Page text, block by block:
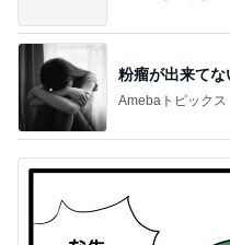
粉瘤が出来て
Amebaトピックス